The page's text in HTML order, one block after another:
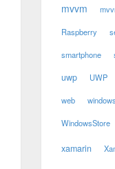
mvvm
Raspberry
smartphone
uwp
UWP
web windows
WindowsStore
xamarin